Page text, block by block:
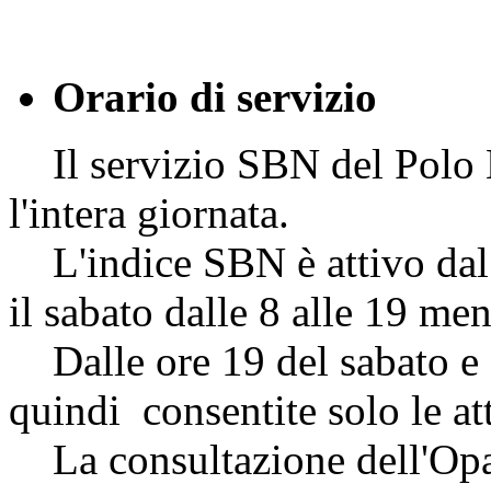
Orario di servizio
Il servizio SBN del Polo
l'intera giornata.
L'indice SBN è attivo
il sabato dalle 8 alle 19
Dalle ore 19 del sabato
quindi consentite solo le
La consultazione